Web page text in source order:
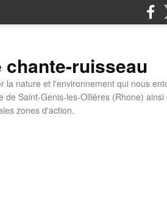
chante-ruisseau
la nature et l'environnement qui nous
de Saint-Genis-les-Ollières (Rhone) ainsi
zones d'action.